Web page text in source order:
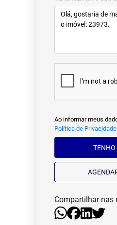
Ao informar meus
Política de Privacidade
Compartilhar nas